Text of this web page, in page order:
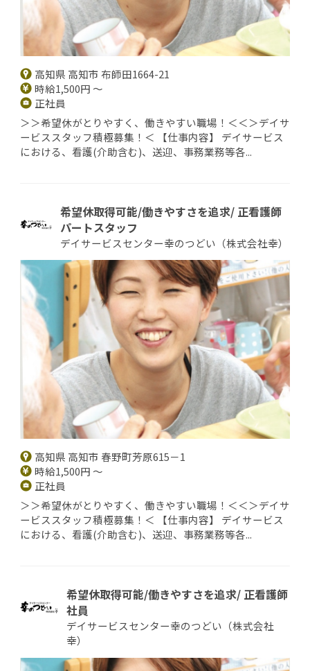
高知県 高知市 布師田1664-21
時給1,500円 ～
正社員
＞＞希望休がとりやすく、働きやすい職場！＜＜＞デイサ
ービススタッフ積極募集！＜ 【仕事内容】 デイサービス
における、看護(介助含む)、送迎、事務業務等各...
希望休取得可能/働きやすさを追求/ 正看護師
パートスタッフ
デイサービスセンター幸のつどい（株式会社幸）
高知県 高知市 春野町芳原615－1
時給1,500円 ～
正社員
＞＞希望休がとりやすく、働きやすい職場！＜＜＞デイサ
ービススタッフ積極募集！＜ 【仕事内容】 デイサービス
における、看護(介助含む)、送迎、事務業務等各...
希望休取得可能/働きやすさを追求/ 正看護師
社員
デイサービスセンター幸のつどい（株式会社
幸）